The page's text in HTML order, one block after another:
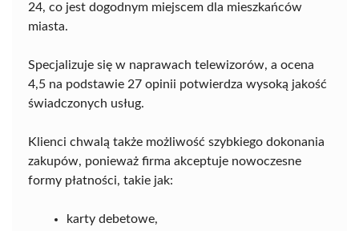
24, co jest dogodnym miejscem dla mieszkańców
miasta.
Specjalizuje się w naprawach telewizorów, a ocena
4,5 na podstawie 27 opinii potwierdza wysoką jakość
świadczonych usług.
Klienci chwalą także możliwość szybkiego dokonania
zakupów, ponieważ firma akceptuje nowoczesne
formy płatności, takie jak:
karty debetowe,